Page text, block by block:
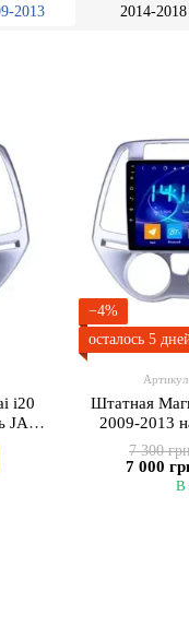
2013
2014-2018
i20
JAC-
−4%
осталось 5
Штатная
2009-2013
XyAuto-
7 300
7 000
В